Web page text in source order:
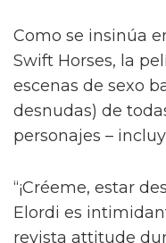
Como se insinúa
Swift Horses, la
escenas de sexo
desnudas) de
personajes –
“¡Créeme, estar
Elordi es
revista attitude